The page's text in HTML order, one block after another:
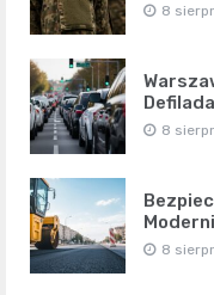
8
8
8